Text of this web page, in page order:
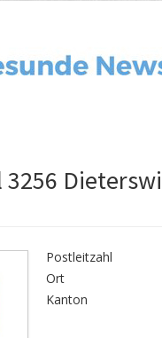
3256
Postleitzahl
Ort
Kanton